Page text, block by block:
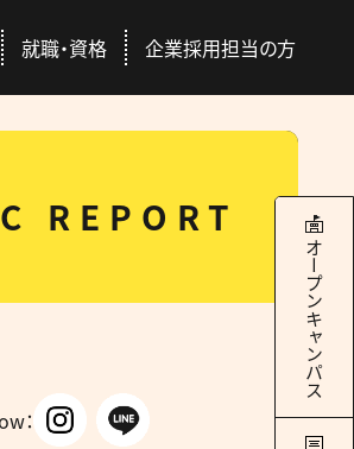
のキャンパス
Report
グトレーナー
のコースを選んでも
る＋α
国出身校
就職・資格
ペット団体との連携
企業採用担当の方
オープンキャンパス
REPORT
：